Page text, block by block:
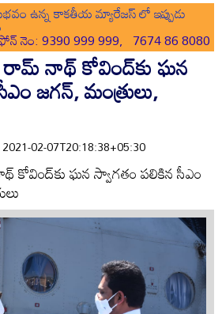
ఉన్న కాకతీయ మ్యారేజస్ లో ఇప్పుడు
నెం: 9390 999 999, 7674 86 8080
రామ్ నాథ్ కోవింద్‌కు ఘన
జగన్, మంత్రులు,
02-07T20:18:38+05:30
కోవింద్‌కు ఘన స్వాగతం పలికిన సీఎం